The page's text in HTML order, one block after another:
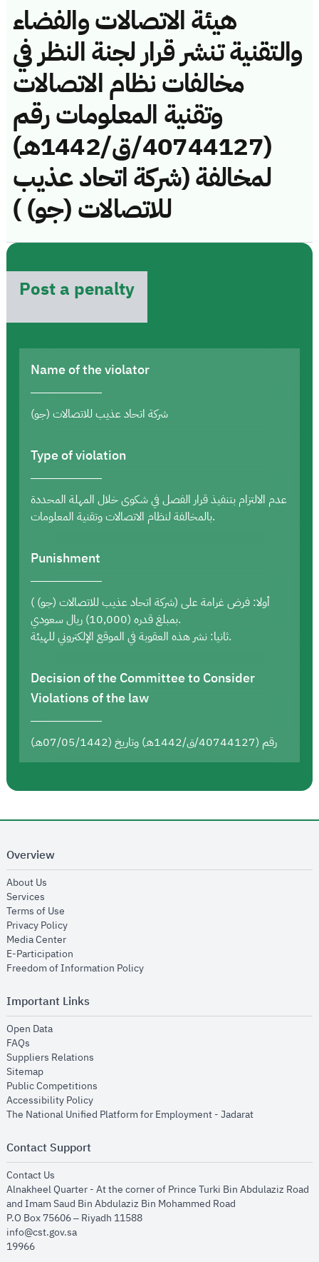
هيئة الاتصالات والفضاء
والتقنية تنشر قرار لجنة النظر في
مخالفات نظام الاتصالات
وتقنية المعلومات رقم
(40744127/ق/1442هـ)
لمخالفة (شركة اتحاد عذيب
للاتصالات (جو) )
Post a penalty
Name of the violator
شركة اتحاد عذيب للاتصالات (جو)
Type of violation
عدم الالتزام بتنفيذ قرار الفصل في شكوى خلال المهلة المحددة
بالمخالفة لنظام الاتصالات وتقنية المعلومات.
Punishment
أولا: فرض غرامة على (شركة اتحاد عذيب للاتصالات (جو) )
بمبلغ قدره (10,000) ريال سعودي.
ثانيا: نشر هذه العقوبة في الموقع الإلكتروني للهيئة.
Decision of the Committee to Consider
Violations of the law
رقم (40744127/ق/1442هـ) وتاريخ (07/05/1442هـ)
Overview
About Us
Services
Terms of Use
Privacy Policyopens in new window
Media Centeropens in new window
E-Participation
Freedom of Information Policyopens in new window
Important Links
Open Dataopens in new window
FAQs
Suppliers Relations
Sitemapopens in new window
Public Competitions
Accessibility Policyopens in new window
The National Unified Platform for Employment - Jadaratopens in new
Contact Support
Contact Us
Alnakheel Quarter - At the corner of Prince Turki Bin Abdulaziz Road
and Imam Saud Bin Abdulaziz Bin Mohammed Road​
P.O Box 75606 – Riyadh 11588
info@cst.gov.sa
19966